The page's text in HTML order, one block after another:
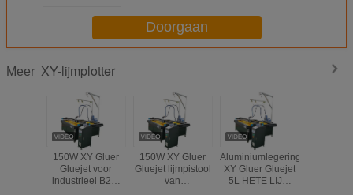
Doorgaan
Meer XY-lijmplotter
150W XY Gluer
Gluejet voor
industrieel B2B-
150W XY Gluer
Gluejet lijmpistool
van
Aluminiumlegering
XY Gluer Gluejet
5L HETE LIJM